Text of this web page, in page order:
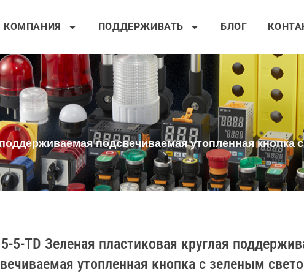
КОМПАНИЯ ПОДДЕРЖИВАТЬ БЛОГ
подсвечиваемая утопленная кнопка
5-TD Зеленая пластиковая круглая
утопленная кнопка с зеленым